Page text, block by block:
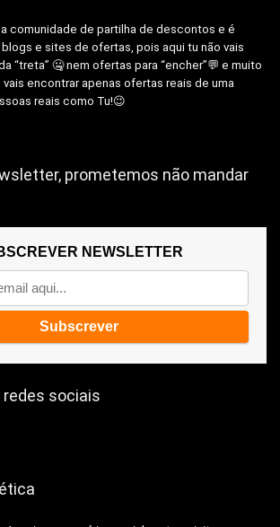
comunidade de partilha de descontos e é
e sites de ofertas, pois aqui tu não vais
“treta” 🤐 nem ofertas para “encher”💬 e muito
vais encontrar apenas ofertas reais de uma
reais como Tu!😉
prometemos não mandar
NEWSLETTER
redes sociais